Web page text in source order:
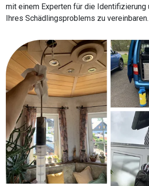
mit einem Experten für die Identifizierung
Ihres Schädlingsproblems zu vereinbaren.